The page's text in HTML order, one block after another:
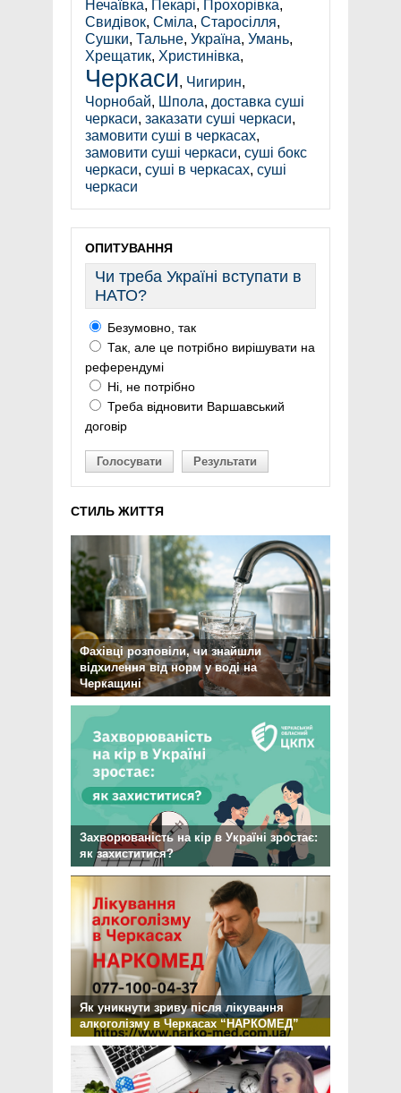
Нечаївка, Пекарі, Прохорівка,
Свидівок, Сміла, Старосілля,
Сушки, Тальне, Україна, Умань,
Хрещатик, Христинівка,
Черкаси, Чигирин,
Чорнобай, Шпола, доставка суші
черкаси, заказати суші черкаси,
замовити суші в черкасах,
замовити суші черкаси, суші бокс
черкаси, суші в черкасах, суші
черкаси
ОПИТУВАННЯ
Чи треба Україні вступати в
НАТО?
Безумовно, так
Так, але це потрібно вирішувати на
референдумі
Ні, не потрібно
Треба відновити Варшавський
договір
Голосувати Результати
СТИЛЬ ЖИТТЯ
Фахівці розповіли, чи знайшли
відхилення від норм у воді на
Черкащині
Захворюваність на кір в Україні зростає:
як захиститися?
Як уникнути зриву після лікування
алкоголізму в Черкасах “НАРКОМЕД”